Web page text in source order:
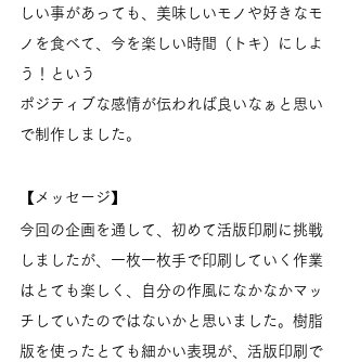
しい事があっても、美味しいモノや好きなモ
ノを食べて、今を楽しい時間（トキ）にしよ
う！という
ポジティブな感情が伝われば良いなぁと思い
で制作しました。
【メッセージ】
今回の企画を通して、初めて活版印刷に挑戦
しましたが、一枚一枚手で印刷していく作業
はとても楽しく、自分の作風になかなかマッ
チしていたのではないかと思いました。樹脂
版を使ったとても細かい表現が、活版印刷で